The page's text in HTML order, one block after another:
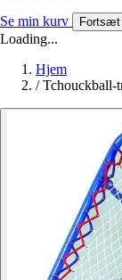
Se min kurv Fortsæt
Loading...
Hjem
/ Tchouckball-